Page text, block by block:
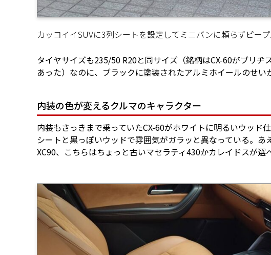
カッコイイSUVに3列シートを設定してミニバンに頼らずピー
タイヤサイズも235/50 R20と同サイズ（銘柄はCX-60がブリ
あった）なのに、ブラックに塗装されたアルミホイールのせい
内装の色が変えるクルマのキャラクター
内装もさっきまで乗っていたCX-60がホワイトに明るいウッド
シートと黒っぽいウッドで雰囲気がガラッと異なっている。
XC90、こちらはちょっと古いマセラティ430かカレイドスが